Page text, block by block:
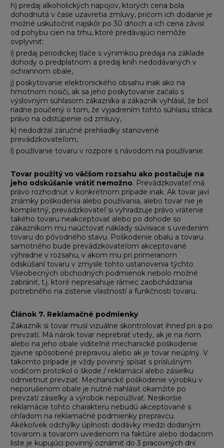
h) predaj alkoholických nápojov, ktorých cena bola
dohodnutá v čase uzavretia zmluvy, pričom ich dodanie je
možné uskutočniť najskôr po 30 dňoch a ich cena závisí
od pohybu cien na trhu, ktoré predávajúci nemôže
ovplyvniť;
i) predaj periodickej tlače s výnimkou predaja na základe
dohody o predplatnom a predaj kníh nedodávaných v
ochrannom obale,
j) poskytovanie elektronického obsahu inak ako na
hmotnom nosiči, ak sa jeho poskytovanie začalo s
výslovným súhlasom zákazníka a zákazník vyhlásil, že bol
riadne poučený o tom, že vyjadrením tohto súhlasu stráca
právo na odstúpenie od zmluvy,
k) nedodržal záručné prehliadky stanovené
prevádzkovateľom,
l) používanie tovaru v rozpore s návodom na používanie.
Tovar použitý vo väčšom rozsahu ako postačuje na
jeho odskúšanie vrátiť nemožno. Prevádzkovateľ má
právo rozhodnúť v konkrétnom prípade inak. Ak tovar javí
známky poškodenia alebo používania, alebo tovar nie je
kompletný, prevádzkovateľ si vyhradzuje právo vrátenie
takého tovaru neakceptovať alebo po dohode so
zákazníkom mu naúčtovať náklady súvisiace s uvedením
tovaru do pôvodného stavu. Poškodenie obalu a tovaru
samotného bude prevádzkovateľom akceptované
výhradne v rozsahu, v akom mu pri primeranom
odskúšaní tovaru v zmysle tohto ustanovenia týchto
Všeobecných obchodných podmienok nebolo možné
zabrániť, t.j. ktoré nepresahuje rámec zaobchádzania
potrebného na zistenie vlastností a funkčnosti tovaru.
Článok 7. Reklamačné podmienky
Zákazník si tovar musí vizuálne skontrolovať ihneď pri a po
prevzatí. Má nárok tovar neprebrať vtedy, ak je na ňom
alebo na jeho obale viditeľné mechanické poškodenie
zjavne spôsobené prepravou alebo ak je tovar neúplný. V
takomto prípade je vždy povinný spísať s príslušným
vodičom protokol o škode / reklamácií alebo zásielku
odmietnuť prevziať. Mechanické poškodenie výrobku v
neporušenom obale je nutné nahlásiť okamžite po
prevzatí zásielky a výrobok nepoužívať. Neskoršie
reklamácie tohto charakteru nebudú akceptované s
ohľadom na reklamačné podmienky prepravcu.
Akékoľvek odchýlky úplnosti dodávky medzi dodaným
tovarom a tovarom uvedenom na faktúre alebo dodacom
liste je kupujúci povinný oznámiť do 3 pracovných dní